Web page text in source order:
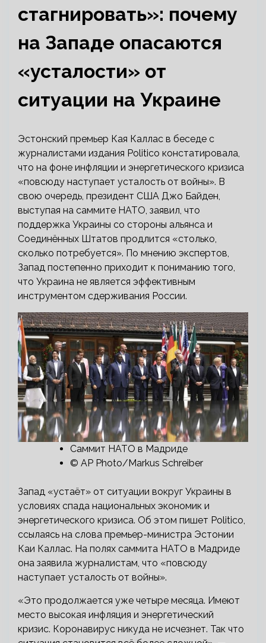
стагнировать»: почему
на Западе опасаются
«усталости» от
ситуации на Украине
Эстонский премьер Кая Каллас в беседе с
журналистами издания Politico констатировала,
что на фоне инфляции и энергетического кризиса
«повсюду наступает усталость от войны». В
свою очередь, президент США Джо Байден,
выступая на саммите НАТО, заявил, что
поддержка Украины со стороны альянса и
Соединённых Штатов продлится «столько,
сколько потребуется». По мнению экспертов,
Запад постепенно приходит к пониманию того,
что Украина не является эффективным
инструментом сдерживания России.
Саммит НАТО в Мадриде
© AP Photo/Markus Schreiber
Запад «устаёт» от ситуации вокруг Украины в
условиях спада национальных экономик и
энергетического кризиса. Об этом пишет Politico,
ссылаясь на слова премьер-министра Эстонии
Каи Каллас. На полях саммита НАТО в Мадриде
она заявила журналистам, что «повсюду
наступает усталость от войны».
«Это продолжается уже четыре месяца. Имеют
место высокая инфляция и энергетический
кризис. Коронавирус никуда не исчезнет. Так что